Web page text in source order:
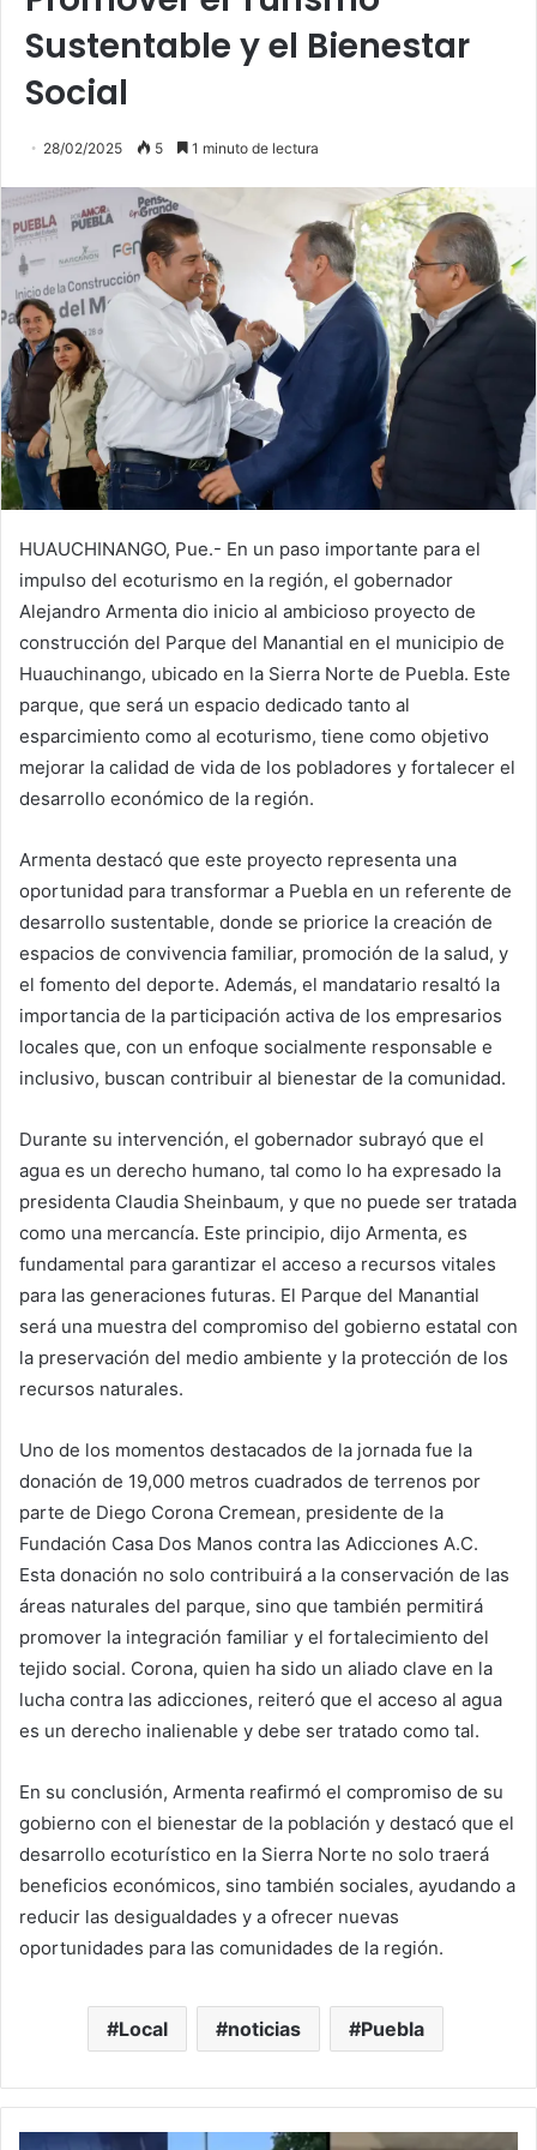
Sustentable y el Bienestar
Social
28/02/2025 5 1 minuto de lectura
HUAUCHINANGO, Pue.- En un paso importante para el
impulso del ecoturismo en la región, el gobernador
Alejandro Armenta dio inicio al ambicioso proyecto de
construcción del Parque del Manantial en el municipio de
Huauchinango, ubicado en la Sierra Norte de Puebla. Este
parque, que será un espacio dedicado tanto al
esparcimiento como al ecoturismo, tiene como objetivo
mejorar la calidad de vida de los pobladores y fortalecer el
desarrollo económico de la región.
Armenta destacó que este proyecto representa una
oportunidad para transformar a Puebla en un referente de
desarrollo sustentable, donde se priorice la creación de
espacios de convivencia familiar, promoción de la salud, y
el fomento del deporte. Además, el mandatario resaltó la
importancia de la participación activa de los empresarios
locales que, con un enfoque socialmente responsable e
inclusivo, buscan contribuir al bienestar de la comunidad.
Durante su intervención, el gobernador subrayó que el
agua es un derecho humano, tal como lo ha expresado la
presidenta Claudia Sheinbaum, y que no puede ser tratada
como una mercancía. Este principio, dijo Armenta, es
fundamental para garantizar el acceso a recursos vitales
para las generaciones futuras. El Parque del Manantial
será una muestra del compromiso del gobierno estatal con
la preservación del medio ambiente y la protección de los
recursos naturales.
Uno de los momentos destacados de la jornada fue la
donación de 19,000 metros cuadrados de terrenos por
parte de Diego Corona Cremean, presidente de la
Fundación Casa Dos Manos contra las Adicciones A.C.
Esta donación no solo contribuirá a la conservación de las
áreas naturales del parque, sino que también permitirá
promover la integración familiar y el fortalecimiento del
tejido social. Corona, quien ha sido un aliado clave en la
lucha contra las adicciones, reiteró que el acceso al agua
es un derecho inalienable y debe ser tratado como tal.
En su conclusión, Armenta reafirmó el compromiso de su
gobierno con el bienestar de la población y destacó que el
desarrollo ecoturístico en la Sierra Norte no solo traerá
beneficios económicos, sino también sociales, ayudando a
reducir las desigualdades y a ofrecer nuevas
oportunidades para las comunidades de la región.
Local noticias Puebla